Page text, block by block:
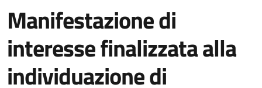
Manifestazione di
interesse finalizzata alla
individuazione di